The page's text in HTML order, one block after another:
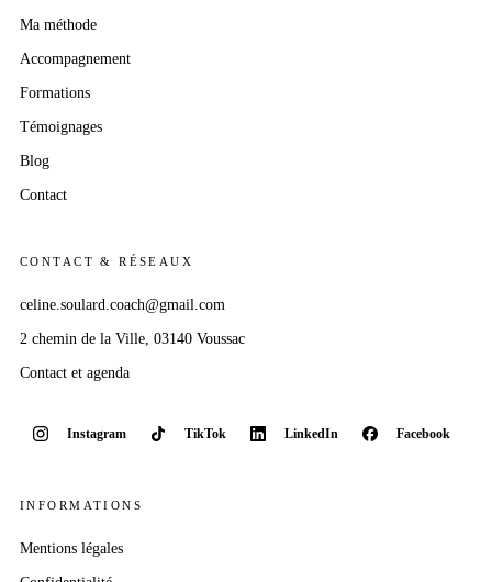
Ma méthode
Accompagnement
Formations
Témoignages
Blog
Contact
CONTACT & RÉSEAUX
celine.soulard.coach@gmail.com
2 chemin de la Ville, 03140 Voussac
Contact et agenda
Instagram TikTok LinkedIn Facebook
INFORMATIONS
Mentions légales